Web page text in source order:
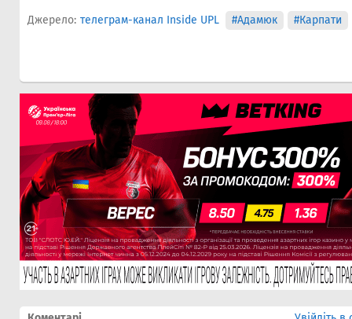
Джерело: телеграм-канал Inside UPL #Адамюк #Карпати